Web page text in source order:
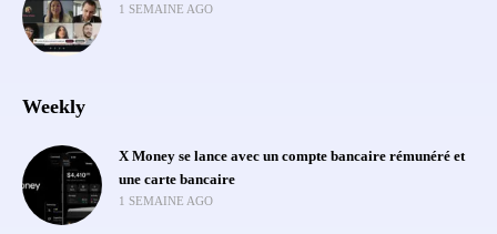
1 SEMAINE AGO
Weekly
X Money se lance avec un compte bancaire rémunéré et
une carte bancaire
1 SEMAINE AGO